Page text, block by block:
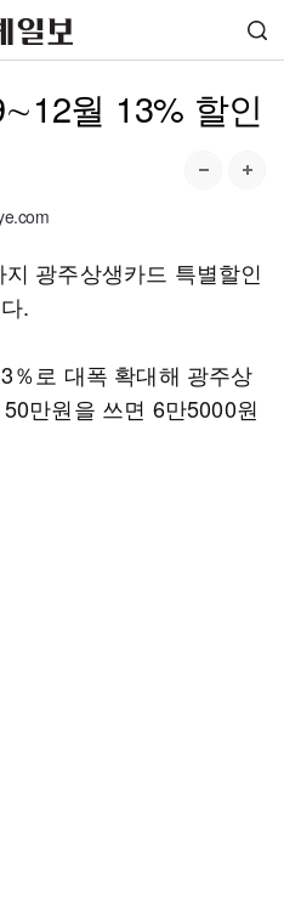
월 13% 할인
광주상생카드 특별할인
.
％로 대폭 확대해 광주상
만원을 쓰면 6만5000원